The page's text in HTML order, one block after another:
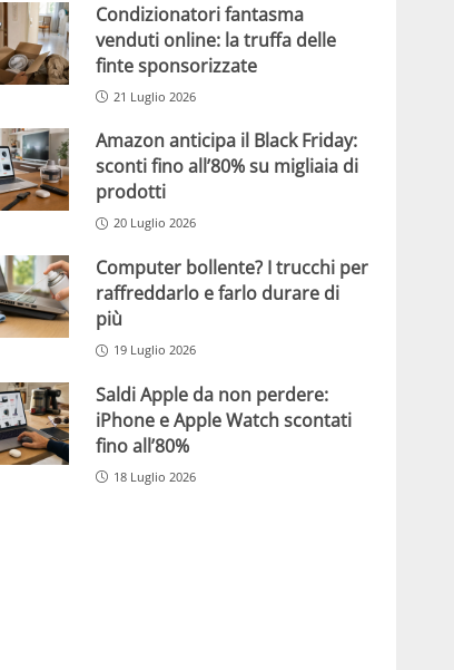
Condizionatori fantasma
venduti online: la truffa delle
finte sponsorizzate
21 Luglio 2026
Amazon anticipa il Black Friday:
sconti fino all’80% su migliaia di
prodotti
20 Luglio 2026
Computer bollente? I trucchi per
raffreddarlo e farlo durare di
più
19 Luglio 2026
Saldi Apple da non perdere:
iPhone e Apple Watch scontati
fino all’80%
18 Luglio 2026